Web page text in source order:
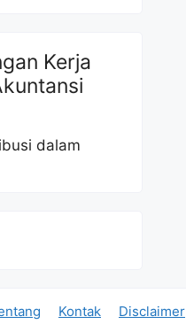
Kerja
dalam
Kontak Disclaimer